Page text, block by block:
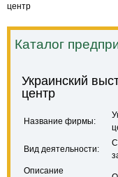
центр
Каталог
Украинский
центр
Название фирмы:
Вид деятельности:
Описание